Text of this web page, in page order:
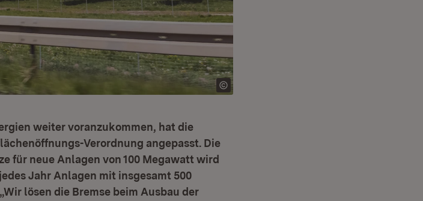
weiter voranzukommen, hat die
Verordnung angepasst. Die
für neue Anlagen von 100 Megawatt wird
Jahr Anlagen mit insgesamt 500
lösen die Bremse beim Ausbau der